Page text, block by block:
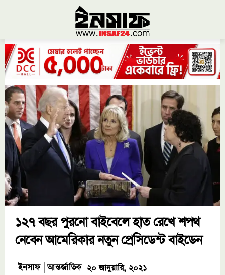
১২৭ বছর পুরনো বাইবেলে হাত রেখে শপথ
নেবেন আমেরিকার নতুন প্রেসিডেন্ট বাইডেন
ইনসাফ আন্তর্জাতিক ২০ জানুয়ারি, ২০২১